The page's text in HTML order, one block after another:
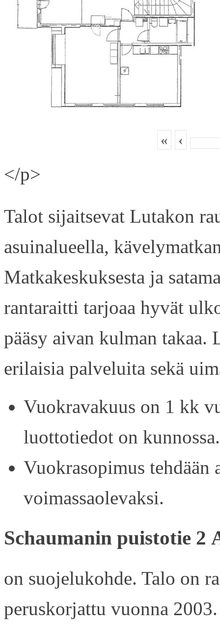
« ‹
</p>
Talot sijaitsevat Lutakon
asuinalueella,
Matkakeskuksesta ja
rantaraitti tarjoaa hyvät
pääsy aivan kulman
erilaisia palveluita sekä
Vuokravakuus on 1 kk
luottotiedot on kunnossa.
Vuokrasopimus tehdään
voimassaolevaksi.
Schaumanin puistotie 2
on suojelukohde. Talo on
peruskorjattu vuonna 2003.